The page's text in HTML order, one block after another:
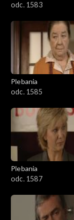
odc. 1583
Plebania
odc. 1585
Plebania
odc. 1587